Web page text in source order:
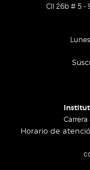
Cll 26b # 5 -
Carrera
Horario de